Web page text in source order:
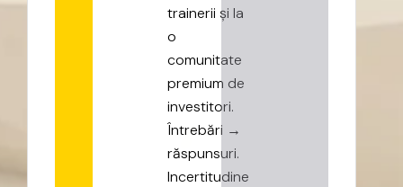
trainerii și la
o
comunitate
premium de
investitori.
Întrebări →
răspunsuri.
Incertitudine